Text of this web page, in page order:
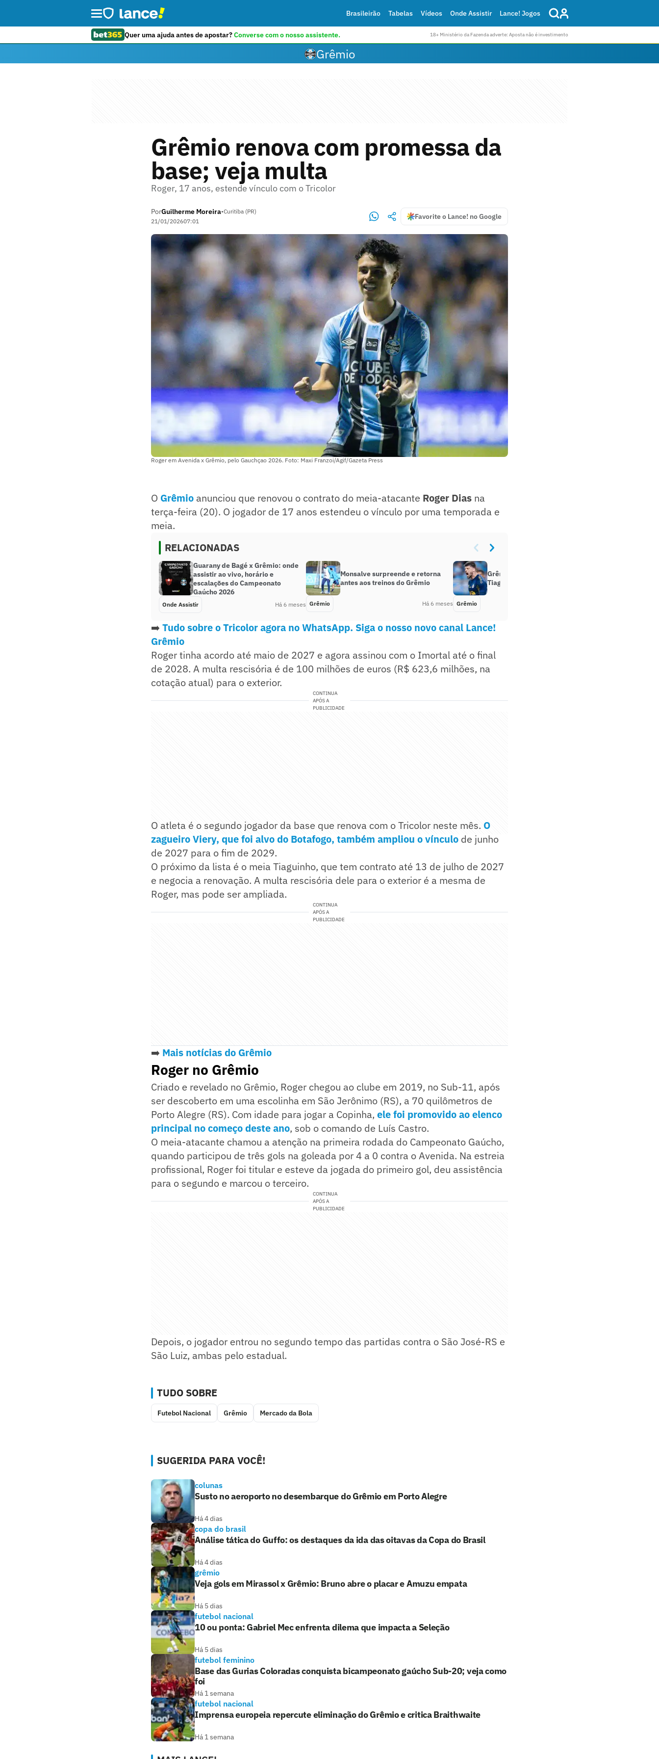
Brasileirão Tabelas Vídeos Onde Assistir Lance! Jogos
Quer uma ajuda antes de apostar?Converse com o nosso assistente. 18+ Ministério da Fazenda adverte: Aposta não é investimento
Grêmio
Grêmio renova com promessa da
base; veja multa
Roger, 17 anos, estende vínculo com o Tricolor
PorGuilherme Moreira•Curitiba (PR)
21/01/202607:01
Favorite o Lance! no Google
Roger em Avenida x Grêmio, pelo Gauchçao 2026. Foto: Maxi Franzoi/Agif/Gazeta Press
O Grêmio anunciou que renovou o contrato do meia-atacante Roger Dias na
terça-feira (20). O jogador de 17 anos estendeu o vínculo por uma temporada e
meia.
RELACIONADAS
Guarany de Bagé x Grêmio: onde
assistir ao vivo, horário e
escalações do Campeonato
Gaúcho 2026
Onde Assistir Há 6 meses
Monsalve surpreende e retorna
antes aos treinos do Grêmio
Grêmio Há 6 meses
Grêmio rescinde contratos de
Tiago Volpi e mais dois
Grêmio
➡️ Tudo sobre o Tricolor agora no WhatsApp. Siga o nosso novo canal Lance!
Grêmio
Roger tinha acordo até maio de 2027 e agora assinou com o Imortal até o final
de 2028. A multa rescisória é de 100 milhões de euros (R$ 623,6 milhões, na
cotação atual) para o exterior.
CONTINUA
APÓS A
PUBLICIDADE
O atleta é o segundo jogador da base que renova com o Tricolor neste mês. O
zagueiro Viery, que foi alvo do Botafogo, também ampliou o vínculo de junho
de 2027 para o fim de 2029.
O próximo da lista é o meia Tiaguinho, que tem contrato até 13 de julho de 2027
e negocia a renovação. A multa rescisória dele para o exterior é a mesma de
Roger, mas pode ser ampliada.
CONTINUA
APÓS A
PUBLICIDADE
➡️ Mais notícias do Grêmio
Roger no Grêmio
Criado e revelado no Grêmio, Roger chegou ao clube em 2019, no Sub-11, após
ser descoberto em uma escolinha em São Jerônimo (RS), a 70 quilômetros de
Porto Alegre (RS). Com idade para jogar a Copinha, ele foi promovido ao elenco
principal no começo deste ano, sob o comando de Luís Castro.
O meia-atacante chamou a atenção na primeira rodada do Campeonato Gaúcho,
quando participou de três gols na goleada por 4 a 0 contra o Avenida. Na estreia
profissional, Roger foi titular e esteve da jogada do primeiro gol, deu assistência
para o segundo e marcou o terceiro.
CONTINUA
APÓS A
PUBLICIDADE
Depois, o jogador entrou no segundo tempo das partidas contra o São José-RS e
São Luiz, ambas pelo estadual.
TUDO SOBRE
Futebol Nacional Grêmio Mercado da Bola
SUGERIDA PARA VOCÊ!
colunas
Susto no aeroporto no desembarque do Grêmio em Porto Alegre
Há 4 dias
copa do brasil
Análise tática do Guffo: os destaques da ida das oitavas da Copa do Brasil
Há 4 dias
grêmio
Veja gols em Mirassol x Grêmio: Bruno abre o placar e Amuzu empata
Há 5 dias
futebol nacional
10 ou ponta: Gabriel Mec enfrenta dilema que impacta a Seleção
Há 5 dias
futebol feminino
Base das Gurias Coloradas conquista bicampeonato gaúcho Sub-20; veja como
foi
Há 1 semana
futebol nacional
Imprensa europeia repercute eliminação do Grêmio e critica Braithwaite
Há 1 semana